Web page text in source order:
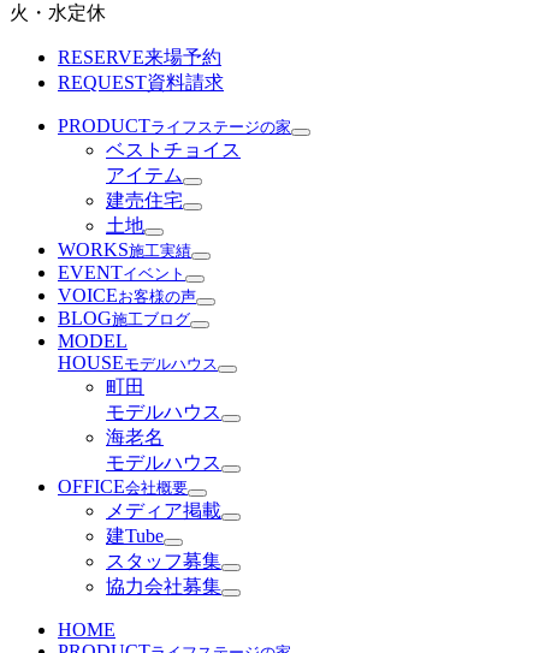
火・水定休
RESERVE来場予約
REQUEST資料請求
PRODUCTライフステージの家
ベストチョイス
アイテム
建売住宅
土地
WORKS施工実績
EVENTイベント
VOICEお客様の声
BLOG施工ブログ
MODEL
HOUSEモデルハウス
町田
モデルハウス
海老名
モデルハウス
OFFICE会社概要
メディア掲載
建Tube
スタッフ募集
協力会社募集
HOME